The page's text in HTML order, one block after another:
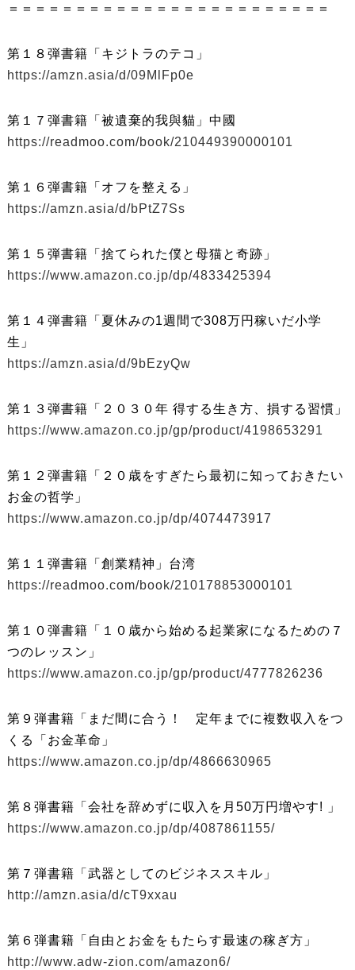
＝＝＝＝＝＝＝＝＝＝＝＝＝＝＝＝＝＝＝＝＝＝＝＝
第１８弾書籍「キジトラのテコ」
https://amzn.asia/d/09MlFp0e
第１７弾書籍「被遺棄的我與貓」中國
https://readmoo.com/book/210449390000101
第１６弾書籍「オフを整える」
https://amzn.asia/d/bPtZ7Ss
第１５弾書籍「捨てられた僕と母猫と奇跡」
https://www.amazon.co.jp/dp/4833425394
第１４弾書籍「夏休みの1週間で308万円稼いだ小学
生」
https://amzn.asia/d/9bEzyQw
第１３弾書籍「２０３０年 得する生き方、損する習慣」
https://www.amazon.co.jp/gp/product/4198653291
第１２弾書籍「２０歳をすぎたら最初に知っておきたい
お金の哲学」
https://www.amazon.co.jp/dp/4074473917
第１１弾書籍「創業精神」台湾
https://readmoo.com/book/210178853000101
第１０弾書籍「１０歳から始める起業家になるための７
つのレッスン」
https://www.amazon.co.jp/gp/product/4777826236
第９弾書籍「まだ間に合う！ 定年までに複数収入をつ
くる「お金革命」
https://www.amazon.co.jp/dp/4866630965
第８弾書籍「会社を辞めずに収入を月50万円増やす! 」
https://www.amazon.co.jp/dp/4087861155/
第７弾書籍「武器としてのビジネススキル」
http://amzn.asia/d/cT9xxau
第６弾書籍「自由とお金をもたらす最速の稼ぎ方」
http://www.adw-zion.com/amazon6/